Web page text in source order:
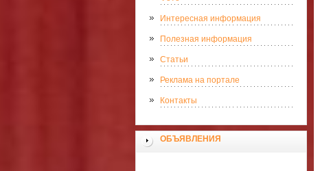
Интересная информация
Полезная информация
Статьи
Реклама на портале
Контакты
ОБЪЯВЛЕНИЯ